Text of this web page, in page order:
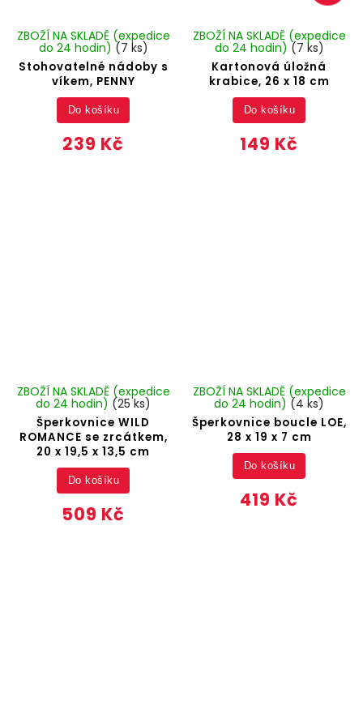
Stohovatelné nádoby s
víkem, PENNY
ZBOŽÍ NA SKLADĚ (expedice
do 24 hodin) (7 ks)
239 Kč
Do košíku
Kartonová úložná
krabice, 26 x 18 cm
ZBOŽÍ NA SKLADĚ (expedice
do 24 hodin) (7 ks)
149 Kč
Do košíku
Šperkovnice WILD
ROMANCE se zrcátkem,
20 x 19,5 x 13,5 cm
ZBOŽÍ NA SKLADĚ (expedice
do 24 hodin) (25 ks)
509 Kč
Do košíku
Šperkovnice boucle LOE,
28 x 19 x 7 cm
ZBOŽÍ NA SKLADĚ (expedice
do 24 hodin) (4 ks)
419 Kč
Do košíku